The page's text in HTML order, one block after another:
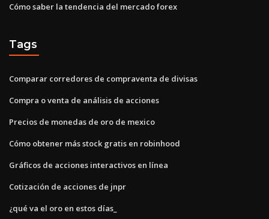
Cómo saber la tendencia del mercado forex
Tags
Comparar corredores de compraventa de divisas
Compra o venta de análisis de acciones
Precios de monedas de oro de mexico
Cómo obtener más stock gratis en robinhood
Gráficos de acciones interactivos en línea
Cotización de acciones de jnpr
¿qué va el oro en estos días_